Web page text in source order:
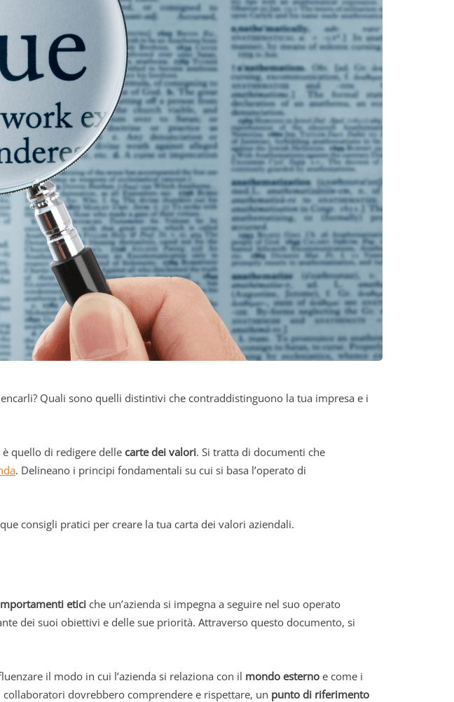
Quali sono quelli distintivi che contraddistinguono la tua impresa e i
quello di redigere delle carte dei valori. Si tratta di documenti che
. Delineano i principi fondamentali su cui si basa l’operato di
consigli pratici per creare la tua carta dei valori aziendali.
etici che un’azienda si impegna a seguire nel suo operato
dei suoi obiettivi e delle sue priorità. Attraverso questo documento, si
il modo in cui l’azienda si relaziona con il mondo esterno e come i
dovrebbero comprendere e rispettare, un punto di riferimento